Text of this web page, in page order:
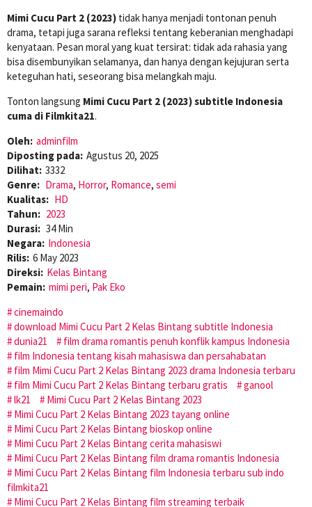
Mimi Cucu Part 2 (2023) tidak hanya menjadi tontonan penuh
drama, tetapi juga sarana refleksi tentang keberanian menghadapi
kenyataan. Pesan moral yang kuat tersirat: tidak ada rahasia yang
bisa disembunyikan selamanya, dan hanya dengan kejujuran serta
keteguhan hati, seseorang bisa melangkah maju.
Tonton langsung Mimi Cucu Part 2 (2023) subtitle Indonesia
cuma di Filmkita21.
Oleh: adminfilm
Diposting pada: Agustus 20, 2025
Dilihat: 3332
Genre: Drama, Horror, Romance, semi
Kualitas: HD
Tahun: 2023
Durasi: 34 Min
Negara: Indonesia
Rilis: 6 May 2023
Direksi: Kelas Bintang
Pemain: mimi peri, Pak Eko
cinemaindo
download Mimi Cucu Part 2 Kelas Bintang subtitle Indonesia
dunia21
film drama romantis penuh konflik kampus Indonesia
film Indonesia tentang kisah mahasiswa dan persahabatan
film Mimi Cucu Part 2 Kelas Bintang 2023 drama Indonesia terbaru
film Mimi Cucu Part 2 Kelas Bintang terbaru gratis
ganool
lk21
Mimi Cucu Part 2 Kelas Bintang 2023
Mimi Cucu Part 2 Kelas Bintang 2023 tayang online
Mimi Cucu Part 2 Kelas Bintang bioskop online
Mimi Cucu Part 2 Kelas Bintang cerita mahasiswi
Mimi Cucu Part 2 Kelas Bintang film drama romantis Indonesia
Mimi Cucu Part 2 Kelas Bintang film Indonesia terbaru sub indo
filmkita21
Mimi Cucu Part 2 Kelas Bintang film streaming terbaik